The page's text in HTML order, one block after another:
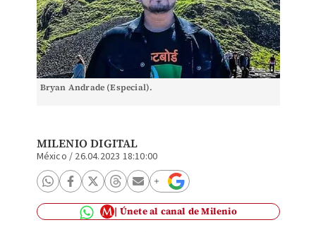
Bryan Andrade (Especial).
MILENIO DIGITAL
México / 26.04.2023 18:10:00
Únete al canal de Milenio